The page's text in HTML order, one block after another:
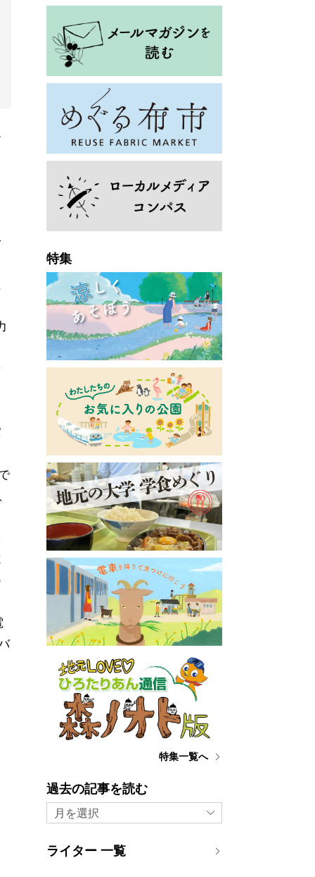
特集
特集一覧へ
過去の記事を読む
月を選択
ライター 一覧